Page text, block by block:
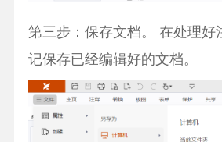
第三步：保存文档。 在处理好
记保存已经编辑好的文档。